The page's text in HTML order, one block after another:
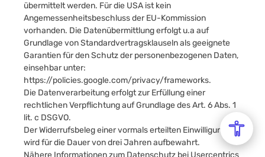
übermittelt werden. Für die USA ist kein
Angemessenheitsbeschluss der EU-Kommission
vorhanden. Die Datenübermittlung erfolgt u.a auf
Grundlage von Standardvertragsklauseln als geeignete
Garantien für den Schutz der personenbezogenen Daten,
einsehbar unter:
https://policies.google.com/privacy/frameworks.
Die Datenverarbeitung erfolgt zur Erfüllung einer
rechtlichen Verpflichtung auf Grundlage des Art. 6 Abs. 1
lit. c DSGVO.
Der Widerrufsbeleg einer vormals erteilten Einwilligung
wird für die Dauer von drei Jahren aufbewahrt.
Nähere Informationen zum Datenschutz bei Usercentrics